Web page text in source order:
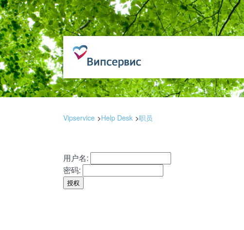
Vipservice Help Desk 职员
用户名:
密码: